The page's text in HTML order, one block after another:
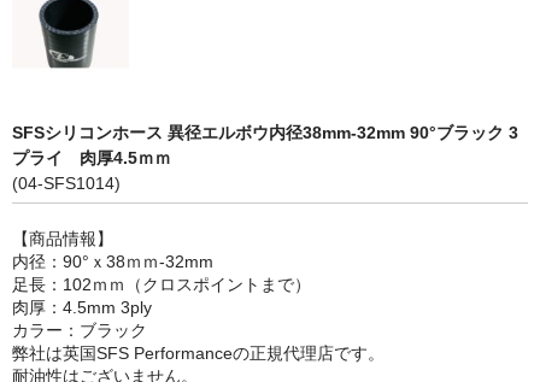
FUNK MOTORSPORT
お問い合わせ
Contact form
Sitemap
SFSシリコンホース 異径エルボウ内径38mm-32mm 90°ブラック 3
プライ 肉厚4.5ｍｍ
(04-SFS1014)
【商品情報】
内径：90°ｘ38ｍｍ-32mm
足長：102ｍｍ（クロスポイントまで）
肉厚：4.5mm 3ply
カラー：ブラック
弊社は英国SFS Performanceの正規代理店です。
耐油性はございません。